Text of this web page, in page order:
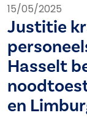
15/05/2025
Justitie
Hasselt
en